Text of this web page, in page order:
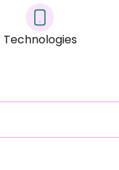
Technologies